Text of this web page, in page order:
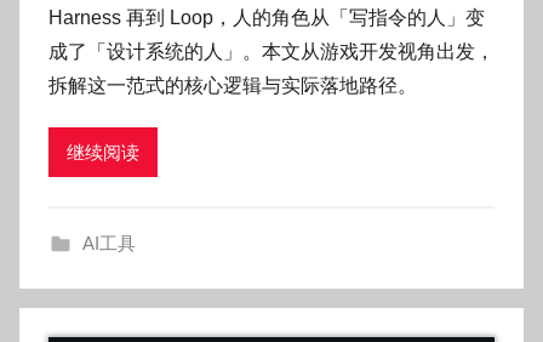
k
g
o
Harness 再到 Loop，人的角色从「写指令的人」变
成了「设计系统的人」。本文从游戏开发视角出发，
拆解这一范式的核心逻辑与实际落地路径。
继续阅读
AI工具